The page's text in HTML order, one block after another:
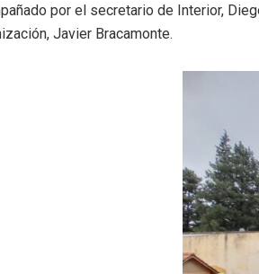
por el secretario de Interior,
Javier Bracamonte.